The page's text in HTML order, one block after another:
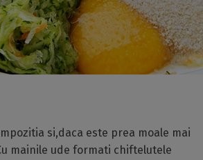
si,daca este prea moale mai
mainile ude formati chiftelutele